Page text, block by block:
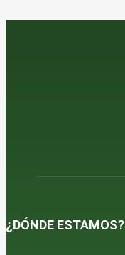
¿DÓNDE ESTAMOS?